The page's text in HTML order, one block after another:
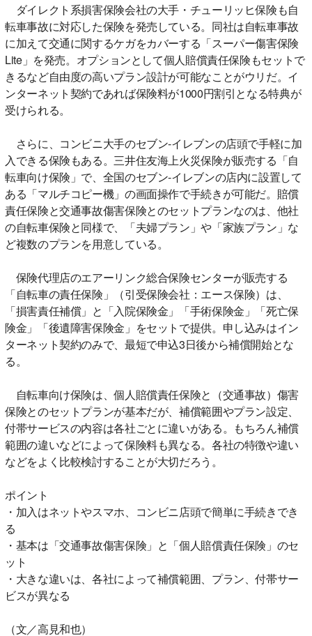
ダイレクト系損害保険会社の大手・チューリッヒ保険も自
転車事故に対応した保険を発売している。同社は自転車事故
に加えて交通に関するケガをカバーする「スーパー傷害保険
Lite」を発売。オプションとして個人賠償責任保険もセットで
きるなど自由度の高いプラン設計が可能なことがウリだ。イ
ンターネット契約であれば保険料が1000円割引となる特典が
受けられる。
さらに、コンビニ大手のセブン-イレブンの店頭で手軽に加
入できる保険もある。三井住友海上火災保険が販売する「自
転車向け保険」で、全国のセブン-イレブンの店内に設置して
ある「マルチコピー機」の画面操作で手続きが可能だ。賠償
責任保険と交通事故傷害保険とのセットプランなのは、他社
の自転車保険と同様で、「夫婦プラン」や「家族プラン」な
ど複数のプランを用意している。
保険代理店のエアーリンク総合保険センターが販売する
「自転車の責任保険」（引受保険会社：エース保険）は、
「損害責任補償」と「入院保険金」「手術保険金」「死亡保
険金」「後遺障害保険金」をセットで提供。申し込みはイン
ターネット契約のみで、最短で申込3日後から補償開始とな
る。
自転車向け保険は、個人賠償責任保険と（交通事故）傷害
保険とのセットプランが基本だが、補償範囲やプラン設定、
付帯サービスの内容は各社ごとに違いがある。もちろん補償
範囲の違いなどによって保険料も異なる。各社の特徴や違い
などをよく比較検討することが大切だろう。
ポイント
・加入はネットやスマホ、コンビニ店頭で簡単に手続きでき
る
・基本は「交通事故傷害保険」と「個人賠償責任保険」のセ
ット
・大きな違いは、各社によって補償範囲、プラン、付帯サー
ビスが異なる
（文／高見和也）